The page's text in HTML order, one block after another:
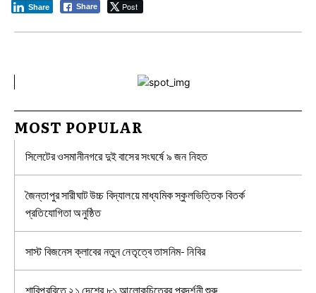
Share Post
Share
MOST POPULAR
সিলেটের ওসমানীনগরে দুই বাসের সংঘর্ষে ৯ জন নিহত
জৈন্তাপুর সারীঘাট উচ্চ বিদ্যালয়ে মাধ্যমিক স্কুলভিত্তিক বিতর্ক
প্রতিযোগিতা অনুষ্ঠিত
সাস্ট বিজনেস ক্লাবের নতুন নেতৃত্বে তাসনিম- নিবির